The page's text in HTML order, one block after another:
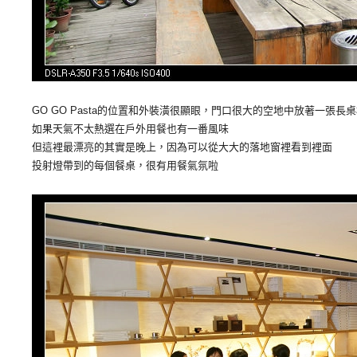
GO GO Pasta的位置和外裝潢很顯眼，門口很大的空地中放著一張長
如果天氣不太熱選在戶外用餐也有一番風味
但這裡最漂亮的其實是晚上，因為可以從大大的落地窗裡看到裡面
投射燈帶到的每個餐桌，很有用餐氣氛啦